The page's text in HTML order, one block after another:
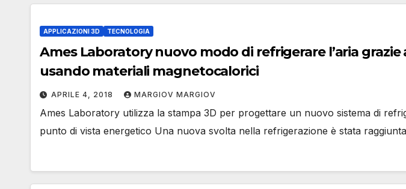
APPLICAZIONI 3D TECNOLOGIA
Ames Laboratory nuovo modo di refrigerare l’aria grazie
usando materiali magnetocalorici
APRILE 4, 2018 MARGIOV MARGIOV
Ames Laboratory utilizza la stampa 3D per progettare un nuovo sistema di
punto di vista energetico Una nuova svolta nella refrigerazione è stata